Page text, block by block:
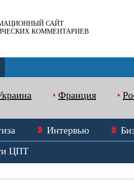
САЙТ
КОММЕНТАРИЕВ
Франция
Интервью
ЦПТ